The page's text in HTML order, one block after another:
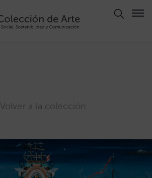
Volver a la colección